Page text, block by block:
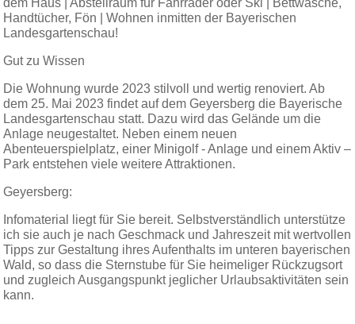
dem Haus | Abstellraum für Fahrräder oder Ski | Bettwäsche,
Handtücher, Fön | Wohnen inmitten der Bayerischen
Landesgartenschau!
Gut zu Wissen
Die Wohnung wurde 2023 stilvoll und wertig renoviert. Ab
dem 25. Mai 2023 findet auf dem Geyersberg die Bayerische
Landesgartenschau statt. Dazu wird das Gelände um die
Anlage neugestaltet. Neben einem neuen
Abenteuerspielplatz, einer Minigolf - Anlage und einem Aktiv –
Park entstehen viele weitere Attraktionen.
Geyersberg:
Infomaterial liegt für Sie bereit. Selbstverständlich unterstütze
ich sie auch je nach Geschmack und Jahreszeit mit wertvollen
Tipps zur Gestaltung ihres Aufenthalts im unteren bayerischen
Wald, so dass die Sternstube für Sie heimeliger Rückzugsort
und zugleich Ausgangspunkt jeglicher Urlaubsaktivitäten sein
kann.